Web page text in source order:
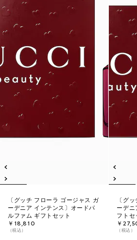
〔グッチ フローラ ゴージャス ガ
ーデニア インテンス〕オードパ
ルファム ギフトセット
￥18,810
（税込）
〔グ
ーデニ
フトセ
￥
（税込）